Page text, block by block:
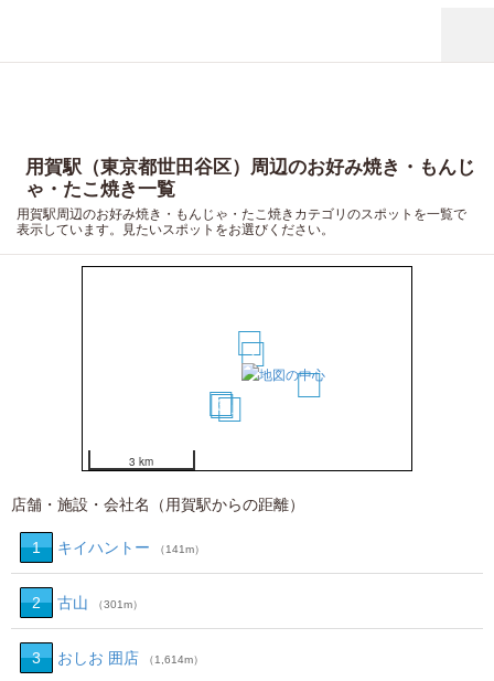
用賀駅（東京都世田谷区）周辺のお好み焼き・もんじ
ゃ・たこ焼き一覧
用賀駅周辺のお好み焼き・もんじゃ・たこ焼きカテゴリのスポットを一覧で
表示しています。見たいスポットをお選びください。
1
2
34
5
6
3 km
店舗・施設・会社名（用賀駅からの距離）
1 キイハントー （141m）
2 古山 （301m）
3 おしお 囲店 （1,614m）